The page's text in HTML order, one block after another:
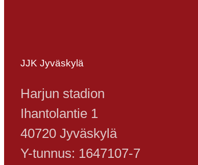
JJK Jyväskylä
Harjun stadion
Ihantolantie 1
40720 Jyväskylä
Y-tunnus: 1647107-7